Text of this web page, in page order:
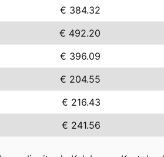
€ 384.32
€ 492.20
€ 396.09
€ 204.55
€ 216.43
€ 241.56